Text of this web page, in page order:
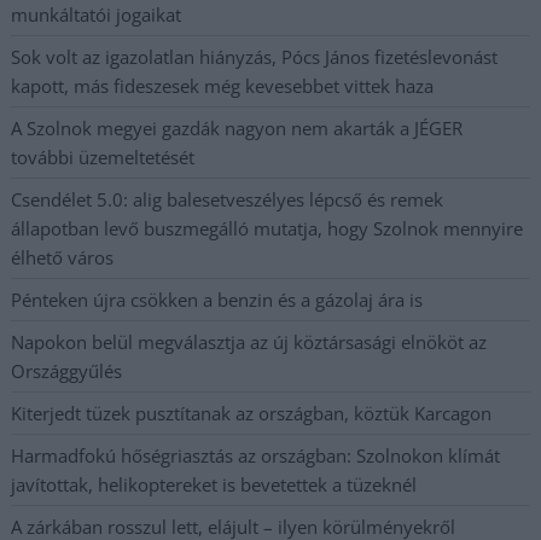
munkáltatói jogaikat
Sok volt az igazolatlan hiányzás, Pócs János fizetéslevonást
kapott, más fideszesek még kevesebbet vittek haza
A Szolnok megyei gazdák nagyon nem akarták a JÉGER
további üzemeltetését
Csendélet 5.0: alig balesetveszélyes lépcső és remek
állapotban levő buszmegálló mutatja, hogy Szolnok mennyire
élhető város
Pénteken újra csökken a benzin és a gázolaj ára is
Napokon belül megválasztja az új köztársasági elnököt az
Országgyűlés
Kiterjedt tüzek pusztítanak az országban, köztük Karcagon
Harmadfokú hőségriasztás az országban: Szolnokon klímát
javítottak, helikoptereket is bevetettek a tüzeknél
A zárkában rosszul lett, elájult – ilyen körülményekről